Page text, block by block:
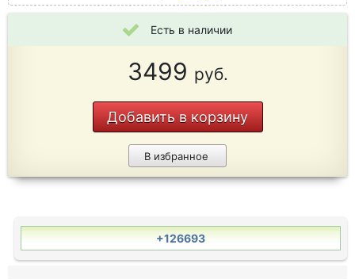
Есть в наличии
3499 руб.
Добавить в корзину
В избранное
+126693